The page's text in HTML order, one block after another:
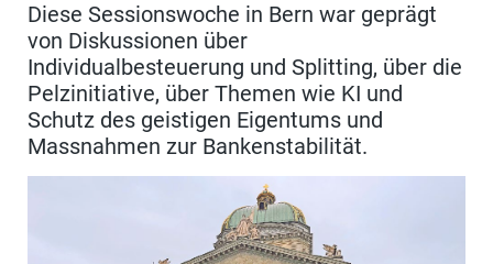
Diese Sessionswoche in Bern war geprägt
von Diskussionen über
Individualbesteuerung und Splitting, über die
Pelzinitiative, über Themen wie KI und
Schutz des geistigen Eigentums und
Massnahmen zur Bankenstabilität.